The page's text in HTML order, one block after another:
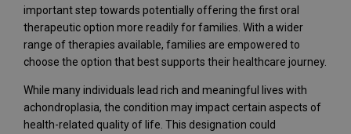
important step towards potentially offering the first oral
therapeutic option more readily for families. With a wider
range of therapies available, families are empowered to
choose the option that best supports their healthcare journey.
While many individuals lead rich and meaningful lives with
achondroplasia, the condition may impact certain aspects of
health-related quality of life. This designation could